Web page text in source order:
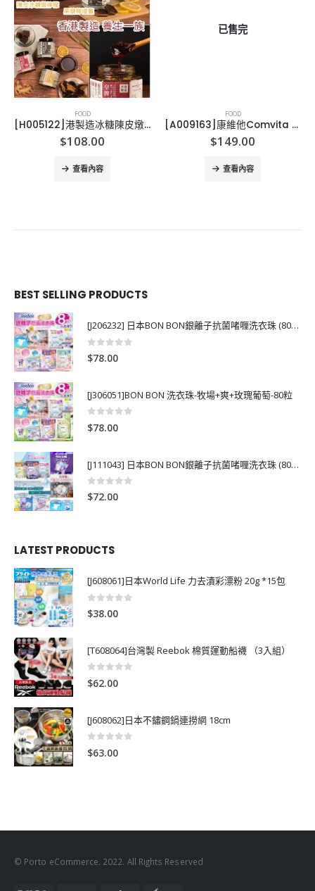
FOOD
[H005122]港製造冰糖陳皮燉檸檬
$108.00
查看內容
已售完
FOOD
[A009163]康維他Comvita 蜂膠麥蘆卡蜂蜜潤喉糖
$149.00
查看內容
BEST SELLING PRODUCTS
[J206232] 日本BON BON銀離子抗菌啫喱洗衣珠 (80粒)
0
$78.00
[J306051]BON BON 洗衣珠-牧場+爽+玫瑰葡萄-80粒
0
$78.00
[J111043] 日本BON BON銀離子抗菌啫喱洗衣珠 (80粒)
0out of 5
$72.00
LATEST PRODUCTS
[J608061]日本World Life 力去漬彩漂粉 20g *15包
0
$38.00
[T608064]台灣製 Reebok 棉質運動船襪 （3入組）
0
$62.00
[J608062]日本不鏽鋼鍋連撈網 18cm
0
$63.00
© Porto eCommerce. 2022. All Rights Reserved